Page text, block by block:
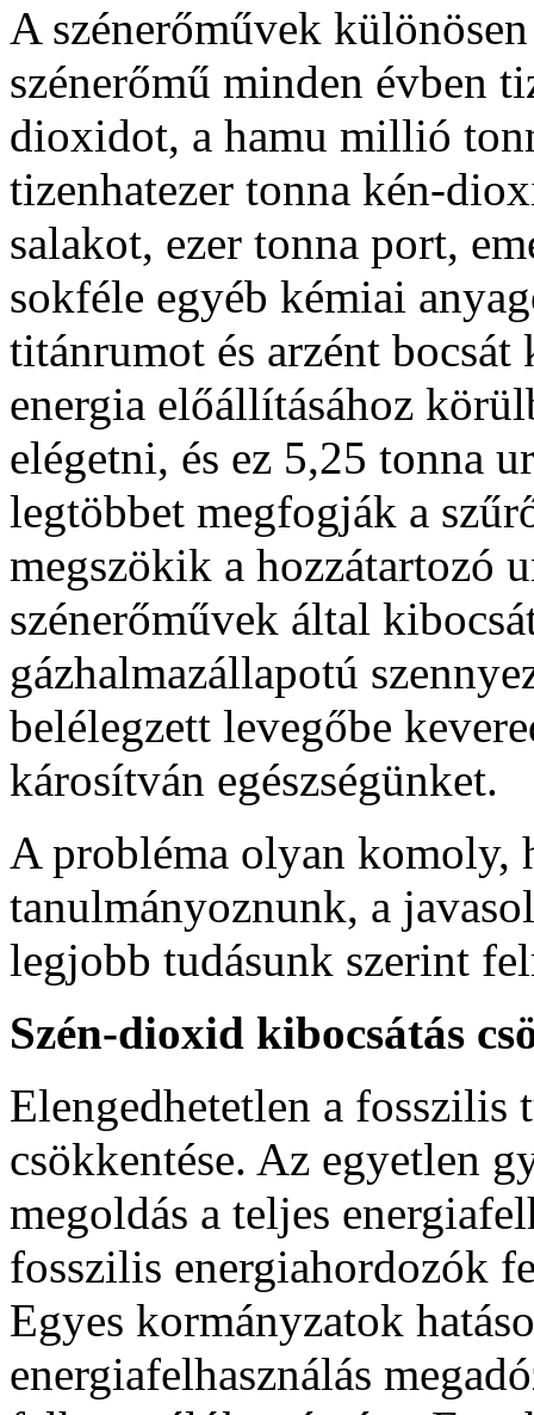
A szénerőművek
szénerőmű minden évben
dioxidot, a hamu millió
tizenhatezer tonna kén-
salakot, ezer tonna port,
sokféle egyéb kémiai
titánrumot és arzént
energia előállításához
elégetni, és ez 5,25 tonna
legtöbbet megfogják a
megszökik a hozzátartozó
szénerőművek által
gázhalmazállapotú
belélegzett levegőbe
károsítván egészségünket.
A probléma olyan
tanulmányoznunk, a
legjobb tudásunk szerint
Szén-dioxid kibocsátás
Elengedhetetlen a fosszilis
csökkentése. Az egyetlen
megoldás a teljes
fosszilis energiahordozók
Egyes kormányzatok
energiafelhasználás